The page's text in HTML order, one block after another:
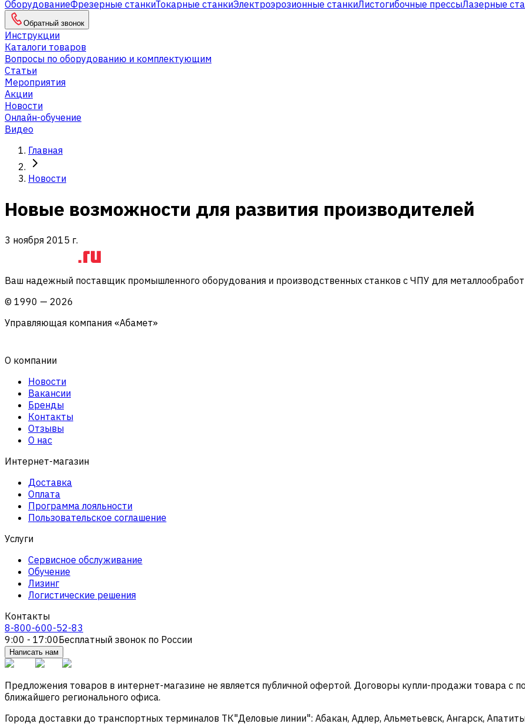
ОборудованиеФрезерные станкиТокарные станкиЭлектроэрозионные станкиЛистогибочные прессыЛазерные
Обратный звонок
Инструкции
Каталоги товаров
Вопросы по оборудованию и комплектующим
Статьи
Мероприятия
Акции
Новости
Онлайн-обучение
Видео
Главная
Новости
Новые возможности для развития производителей
3 ноября 2015 г.
Ваш надежный поставщик промышленного оборудования и производственных станков с ЧПУ для
© 1990 — 2026
Управляющая компания «Абамет»
О компании
Новости
Вакансии
Бренды
Контакты
Отзывы
О нас
Интернет-магазин
Доставка
Оплата
Программа лояльности
Пользовательское соглашение
Услуги
Сервисное обслуживание
Обучение
Лизинг
Логистические решения
Контакты
8-800-600-52-83
9:00 - 17:00Бесплатный звонок по России
Написать нам
Предложения товаров в интернет-магазине не является публичной офертой. Договоры купли-продажи товара
ближайшего регионального офиса.
Города доставки до транспортных терминалов ТК"Деловые линии": Абакан, Адлер, Альметьевск, Ангарск,